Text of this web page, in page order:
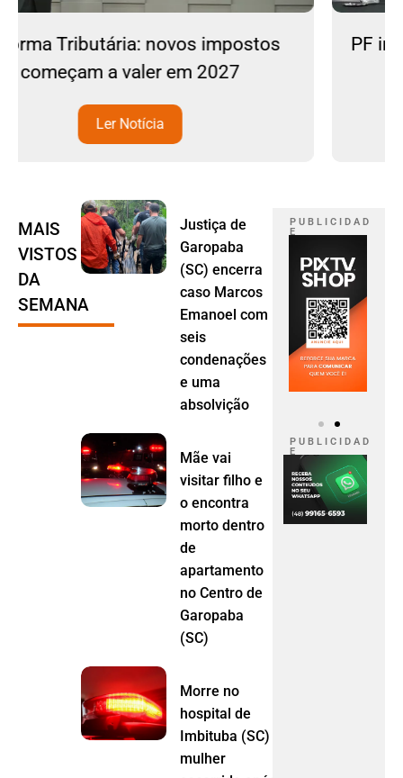
PF investiga grupo suspeito de
ataques durante as eleições
MAIS
VISTOS
DA
SEMANA
Justiça de
Garopaba
(SC) encerra
caso Marcos
Emanoel com
seis
condenações
e uma
absolvição
Mãe vai
visitar filho e
o encontra
morto dentro
de
apartamento
no Centro de
Garopaba
(SC)
Morre no
hospital de
Imbituba (SC)
mulher
P U B L I C I D A D
E
P U B L I C I D A D
E